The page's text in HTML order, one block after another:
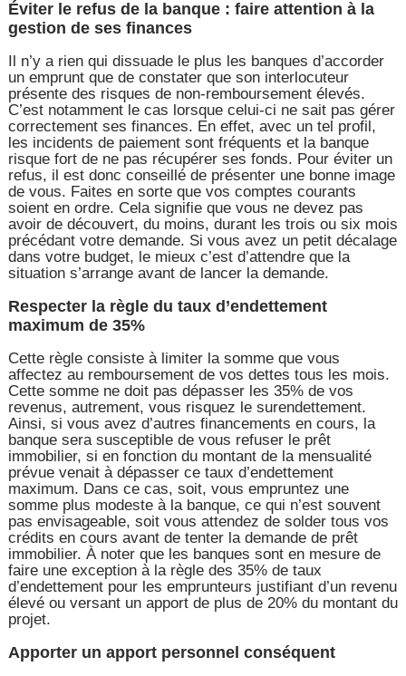
Éviter le refus de la banque : faire attention à la
gestion de ses finances
Il n’y a rien qui dissuade le plus les banques d’accorder
un emprunt que de constater que son interlocuteur
présente des risques de non-remboursement élevés.
C’est notamment le cas lorsque celui-ci ne sait pas gérer
correctement ses finances. En effet, avec un tel profil,
les incidents de paiement sont fréquents et la banque
risque fort de ne pas récupérer ses fonds. Pour éviter un
refus, il est donc conseillé de présenter une bonne image
de vous. Faites en sorte que vos comptes courants
soient en ordre. Cela signifie que vous ne devez pas
avoir de découvert, du moins, durant les trois ou six mois
précédant votre demande. Si vous avez un petit décalage
dans votre budget, le mieux c’est d’attendre que la
situation s’arrange avant de lancer la demande.
Respecter la règle du taux d’endettement
maximum de 35%
Cette règle consiste à limiter la somme que vous
affectez au remboursement de vos dettes tous les mois.
Cette somme ne doit pas dépasser les 35% de vos
revenus, autrement, vous risquez le surendettement.
Ainsi, si vous avez d’autres financements en cours, la
banque sera susceptible de vous refuser le prêt
immobilier, si en fonction du montant de la mensualité
prévue venait à dépasser ce taux d’endettement
maximum. Dans ce cas, soit, vous empruntez une
somme plus modeste à la banque, ce qui n’est souvent
pas envisageable, soit vous attendez de solder tous vos
crédits en cours avant de tenter la demande de prêt
immobilier. À noter que les banques sont en mesure de
faire une exception à la règle des 35% de taux
d’endettement pour les emprunteurs justifiant d’un revenu
élevé ou versant un apport de plus de 20% du montant du
projet.
Apporter un apport personnel conséquent